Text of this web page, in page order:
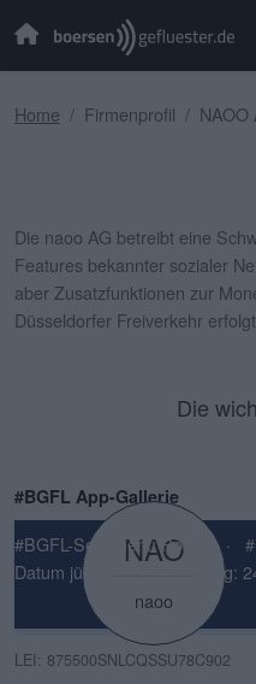
Home Firmenprofil NAOO
Die naoo AG betreibt eine
Features bekannter sozialer
aber Zusatzfunktionen zur
Düsseldorfer Freiverkehr
Die
#BGFL App-Gallerie
NAO
naoo
#BGFL-Sentiment: Positiv ·
Datum jüngste Einschätzung:
LEI: 875500SNLCQSSU78C902